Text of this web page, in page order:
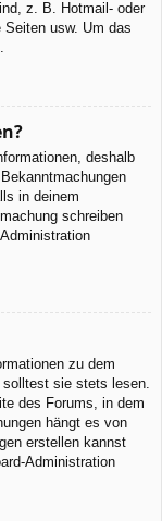
z. B. Hotmail- oder
usw. Um das
deshalb
in deinem
schreiben
zu dem
solltest sie stets lesen.
des Forums, in dem
hängt es von
erstellen kannst
Administration